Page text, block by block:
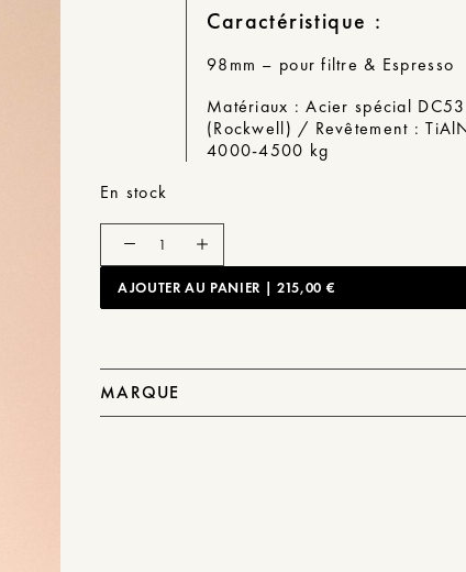
Caractéristique :
98mm – pour filtre & Espresso
Matériaux : Acier spécial
(Rockwell) / Revêtement :
4000-4500 kg
En stock
Lebrew
98mm
-
AJOUTER AU PANIER | 215,00 €
MARQUE